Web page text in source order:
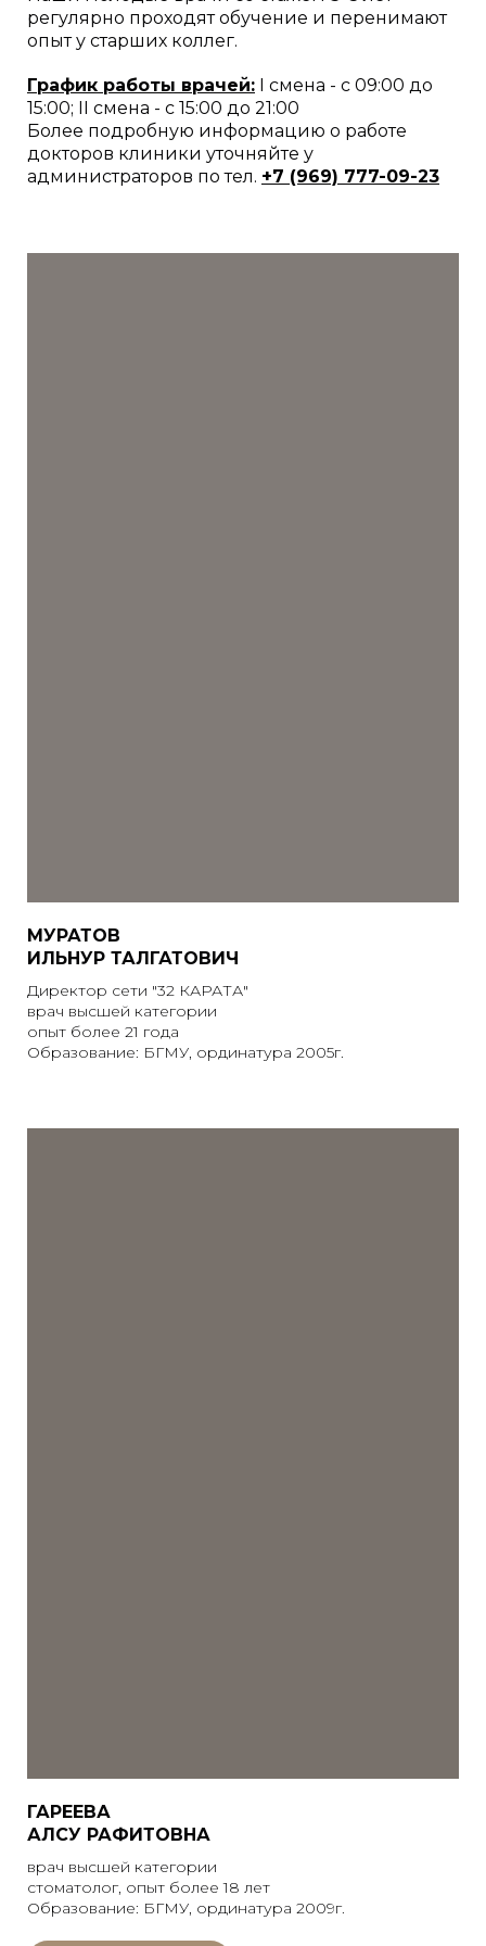
регулярно проходят обучение и перенимают
опыт у старших коллег.
График работы врачей: I смена - с 09:00 до
15:00; II смена - с 15:00 до 21:00
Более подробную информацию о работе
докторов клиники уточняйте у
администраторов по тел. +7 (969) 777-09-23
МУРАТОВ
ИЛЬНУР ТАЛГАТОВИЧ
Директор сети "32 КАРАТА"
врач высшей категории
опыт более 21 года
Образование: БГМУ, ординатура 2005г.
ГАРЕЕВА
АЛСУ РАФИТОВНА
врач высшей категории
стоматолог, опыт более 18 лет
Образование: БГМУ, ординатура 2009г.